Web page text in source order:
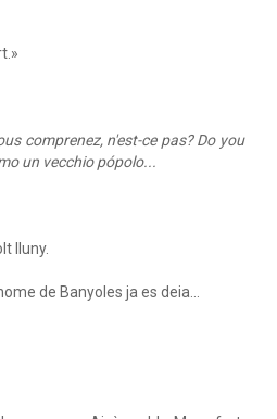
comprenez, n'est-ce pas? Do you
un vecchio pópolo...
lluny.
de Banyoles ja es deia...